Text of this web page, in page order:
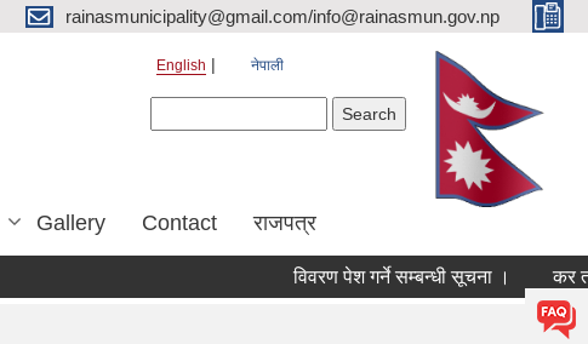
rainasmunicipality@gmail.com/info@rainasmun.gov.np
English नेपाली
Gallery Contact राजपत्र
विवरण पेश गर्ने सम्बन्धी सूचना । कर